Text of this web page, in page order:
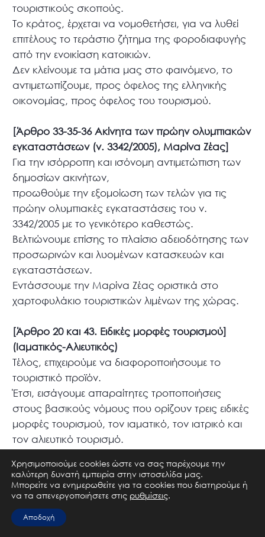
τουριστικούς σκοπούς.
Το κράτος, έρχεται να νομοθετήσει, για να λυθεί
επιτέλους το τεράστιο ζήτημα της φοροδιαφυγής
από την ενοικίαση κατοικιών.
Δεν κλείνουμε τα μάτια μας στο φαινόμενο, το
αντιμετωπίζουμε, προς όφελος της ελληνικής
οικονομίας, προς όφελος του τουρισμού.
[Άρθρο 33-35-36 Ακίνητα των πρώην ολυμπιακών
εγκαταστάσεων (ν. 3342/2005), Μαρίνα Ζέας]
Για την ισόρροπη και ισόνομη αντιμετώπιση των
δημοσίων ακινήτων,
προωθούμε την εξομοίωση των τελών για τις
πρώην ολυμπιακές εγκαταστάσεις του ν.
3342/2005 με το γενικότερο καθεστώς.
Βελτιώνουμε επίσης το πλαίσιο αδειοδότησης των
προσωρινών και λυομένων κατασκευών και
εγκαταστάσεων.
Εντάσσουμε την Μαρίνα Ζέας οριστικά στο
χαρτοφυλάκιο τουριστικών λιμένων της χώρας.
[Άρθρο 20 και 43. Ειδικές μορφές τουρισμού]
(Ιαματικός-Αλιευτικός)
Τέλος, επιχειρούμε να διαφοροποιήσουμε το
τουριστικό προϊόν.
Έτσι, εισάγουμε απαραίτητες τροποποιήσεις
στους βασικούς νόμους που ορίζουν τρεις ειδικές
μορφές τουρισμού, τον ιαματικό, τον ιατρικό και
τον αλιευτικό τουρισμό.
Επίλογος
Κυρίες και κύριοι συνάδελφοι,
Τα μέχρι τώρα στοιχεία δείχνουν ότι βαδίζουμε στο
σωστό δρόμο.
Χρησιμοποιούμε cookies ώστε να σας παρέχουμε την
καλύτερη δυνατή εμπειρία στην ιστοσελίδα μας.
Μπορείτε να ενημερωθείτε για τα cookies που διατηρούμε ή
να τα απενεργοποιήσετε στις ρυθμίσεις.
Αποδοχή